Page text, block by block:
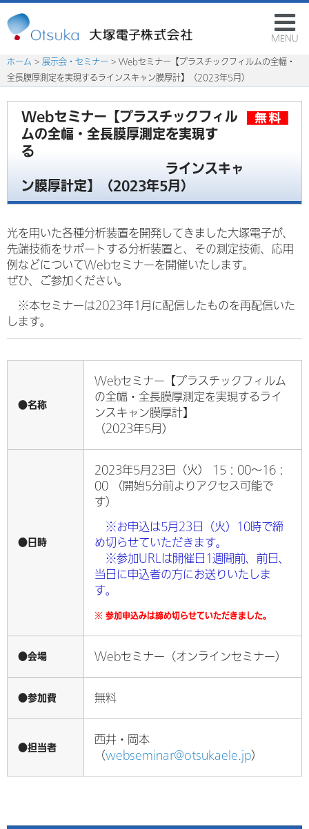
MENU
ホーム > 展示会・セミナー > Webセミナー【プラスチックフィルムの全幅・
全長膜厚測定を実現するラインスキャン膜厚計】（2023年5月）
Webセミナー【プラスチックフィル
ムの全幅・全長膜厚測定を実現す
る
ラインスキャ
ン膜厚計定】（2023年5月）
光を用いた各種分析装置を開発してきました大塚電子が、
先端技術をサポートする分析装置と、その測定技術、応用
例などについてWebセミナーを開催いたします。
ぜひ、ご参加ください。
※本セミナーは2023年1月に配信したものを再配信いた
します。
●名称
Webセミナー【プラスチックフィルム
の全幅・全長膜厚測定を実現するライ
ンスキャン膜厚計】
（2023年5月）
●日時
2023年5月23日（火） 15：00～16：
00 （開始5分前よりアクセス可能で
す）
※お申込は5月23日（火）10時で締
め切らせていただきます。
※参加URLは開催日1週間前、前日、
当日に申込者の方にお送りいたしま
す。
※ 参加申込みは締め切らせていただきました。
●会場 Webセミナー（オンラインセミナー）
●参加費 無料
●担当者
西井・岡本
（webseminar@otsukaele.jp）